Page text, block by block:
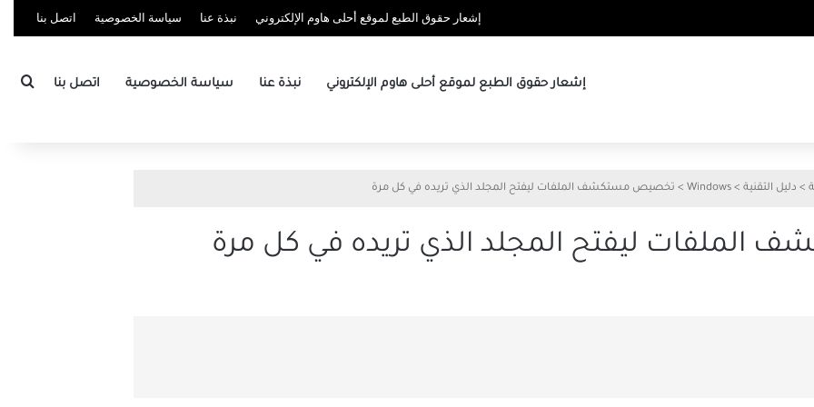
إشعار حقوق الطبع لموقع أحلى هاوم الإلكتروني نبذة عنا سياسة الخصوصية اتصل بنا
إشعار حقوق الطبع لموقع أحلى هاوم الإلكتروني نبذة عنا سياسة الخصوصية اتصل بنا
> دليل التقنية >
Windows
> تخصيص مستكشف الملفات ليفتح المجلد الذي تريده في كل مرة
ليفتح المجلد الذي تريده في كل مرة